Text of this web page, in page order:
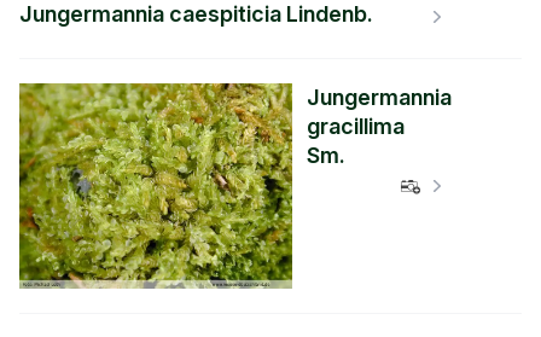
Jungermannia caespiticia Lindenb.
Jungermannia
gracillima
Sm.